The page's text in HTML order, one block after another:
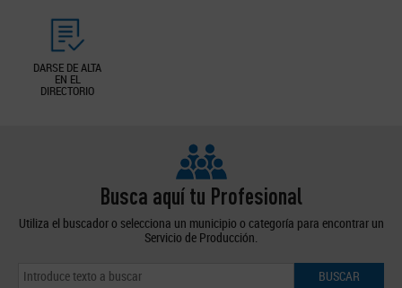
DARSE DE ALTA
EN EL
DIRECTORIO
Busca aquí tu Profesional
Utiliza el buscador o selecciona un municipio o categoría para encontrar un
Servicio de Producción.
BUSCAR